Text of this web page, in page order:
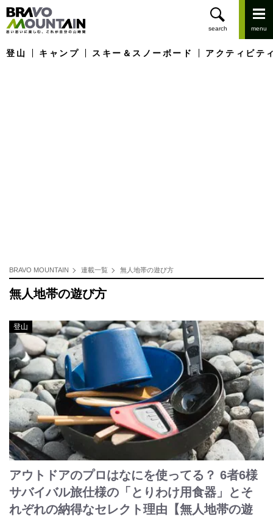
登山 キャンプ スキー＆スノーボード アクティビテ
BRAVO MOUNTAIN 連載一覧 無人地帯の遊び方
無人地帯の遊び方
登山
アウトドアのプロはなにを使ってる？ 6者6様
サバイバル旅仕様の「とりわけ用食器」とそ
れぞれの納得なセレクト理由【無人地帯の遊